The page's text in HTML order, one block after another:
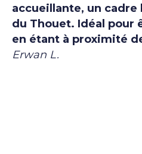
accueillante, un cadre
du Thouet. Idéal pour
en étant à proximité
Erwan L.